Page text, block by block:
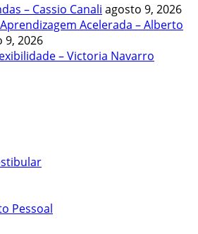
– Cassio Canali agosto 9, 2026
Acelerada – Alberto
9, 2026
– Victoria Navarro
Pessoal